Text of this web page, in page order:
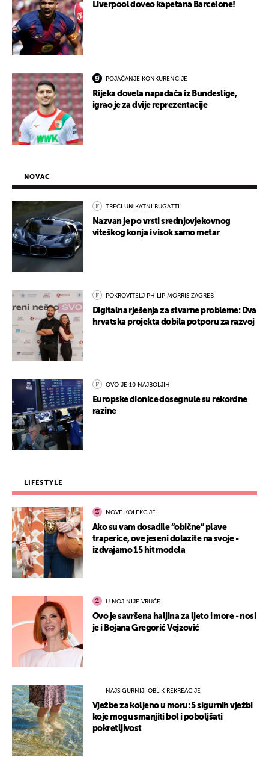
Liverpool doveo kapetana Barcelone!
POJAČANJE KONKURENCIJE
Rijeka dovela napadača iz Bundeslige,
igrao je za dvije reprezentacije
NOVAC
TREĆI UNIKATNI BUGATTI
Nazvan je po vrsti srednjovjekovnog
viteškog konja i visok samo metar
POKROVITELJ PHILIP MORRIS ZAGREB
Digitalna rješenja za stvarne probleme: Dva
hrvatska projekta dobila potporu za razvoj
OVO JE 10 NAJBOLJIH
Europske dionice dosegnule su rekordne
razine
LIFESTYLE
NOVE KOLEKCIJE
Ako su vam dosadile “obične” plave
traperice, ove jeseni dolazite na svoje -
izdvajamo 15 hit modela
U NOJ NIJE VRUĆE
Ovo je savršena haljina za ljeto i more - nosi
je i Bojana Gregorić Vejzović
NAJSIGURNIJI OBLIK REKREACIJE
Vježbe za koljeno u moru: 5 sigurnih vježbi
koje mogu smanjiti bol i poboljšati
pokretljivost